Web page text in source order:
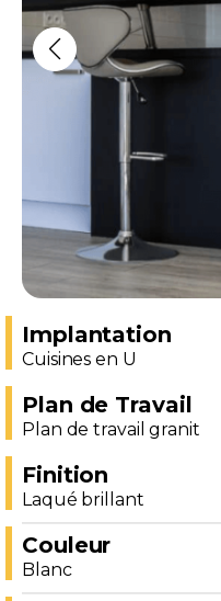
Implantation
Cuisines en U
Plan de Travail
Plan de travail granit
Finition
Laqué brillant
Couleur
Blanc